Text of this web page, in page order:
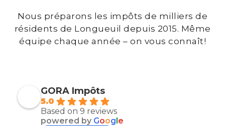
Nous préparons les impôts de milliers de
résidents de Longueuil depuis 2015. Même
équipe chaque année – on vous connaît!
GORA Impôts
5.0
Based on 9 reviews
powered by Google